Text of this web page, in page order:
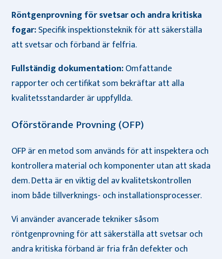
Röntgenprovning för svetsar och andra kritiska
fogar:Specifik inspektionsteknik för att säkerställa
att svetsar och förband är felfria.
Fullständig dokumentation:Omfattande
rapporter och certifikat som bekräftar att alla
kvalitetsstandarder är uppfyllda.
Oförstörande Provning (OFP)
OFP är en metod som används för att inspektera och
kontrollera material och komponenter utan att skada
dem. Detta är en viktig del av kvalitetskontrollen
inom både tillverknings- och installationsprocesser.
Vi använder avancerade tekniker såsom
röntgenprovning för att säkerställa att svetsar och
andra kritiska förband är fria från defekter och